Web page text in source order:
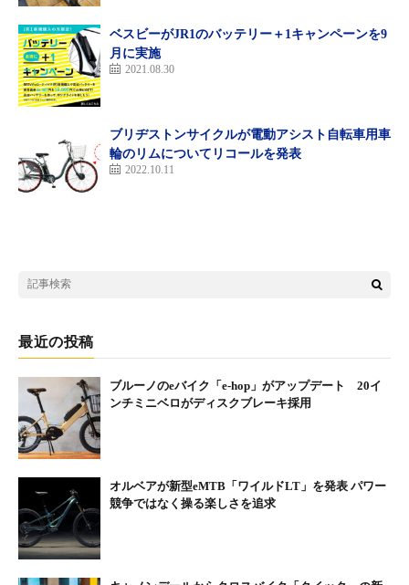
る。
ータブル電源のブランド。たくさんの種類があるポータブル電
迷うもの。まずは、安心のJackery製品を一家に1台！便利な“ポー
タブル電源×e-Bike”で、さらに広がるライフスタイルを提案す
る。
名称：BESV × Jackery ポータブル電源プレゼントキャンペーン
期間：2024年5月3日（祝・金）～6月30日（日）まで。
ベスビーがJR1のバッテリー＋1キャンペーンを9
月に実施
2021.08.30
ブリヂストンサイクルが電動アシスト自転車用車
輪のリムについてリコールを発表
2022.10.11
最近の投稿
ブルーノのeバイク「e-hop」がアップデート 20イ
ンチミニベロがディスクブレーキ採用
オルベアが新型eMTB「ワイルドLT」を発表 パワー
競争ではなく操る楽しさを追求